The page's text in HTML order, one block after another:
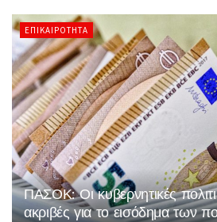
ΕΠΙΚΑΙΡΌΤΗΤΑ
ΠΑΣΟΚ: Οι κυβερνητικές
ακριβές για το εισόδημα των